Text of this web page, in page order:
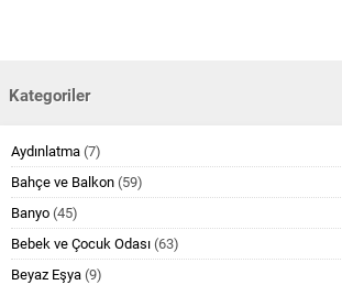
Kategoriler
Aydınlatma (7)
Bahçe ve Balkon (59)
Banyo (45)
Bebek ve Çocuk Odası (63)
Beyaz Eşya (9)